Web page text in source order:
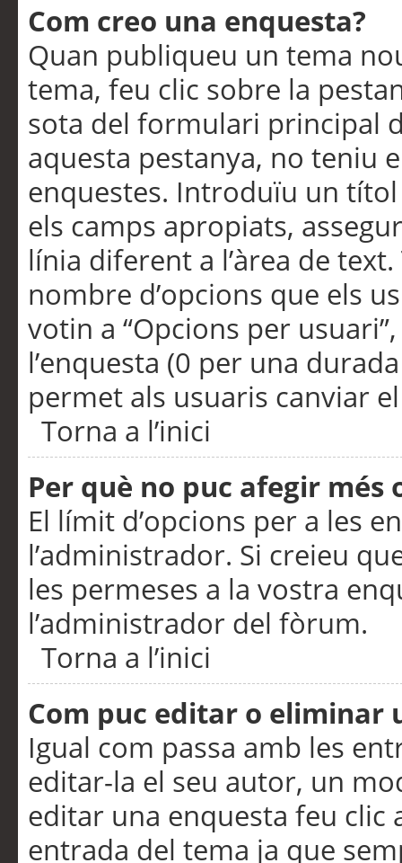
Com creo una enquesta?
Quan publiqueu un tema
tema, feu clic sobre la
sota del formulari principal
aquesta pestanya, no teniu
enquestes. Introduïu un
els camps apropiats,
línia diferent a l’àrea de
nombre d’opcions que els
votin a “Opcions per
l’enquesta (0 per una
permet als usuaris canviar
Torna a l’inici
Per què no puc afegir més
El límit d’opcions per a les
l’administrador. Si creieu
les permeses a la vostra
l’administrador del fòrum.
Torna a l’inici
Com puc editar o eliminar
Igual com passa amb les
editar-la el seu autor, un
editar una enquesta feu clic
entrada del tema ja que